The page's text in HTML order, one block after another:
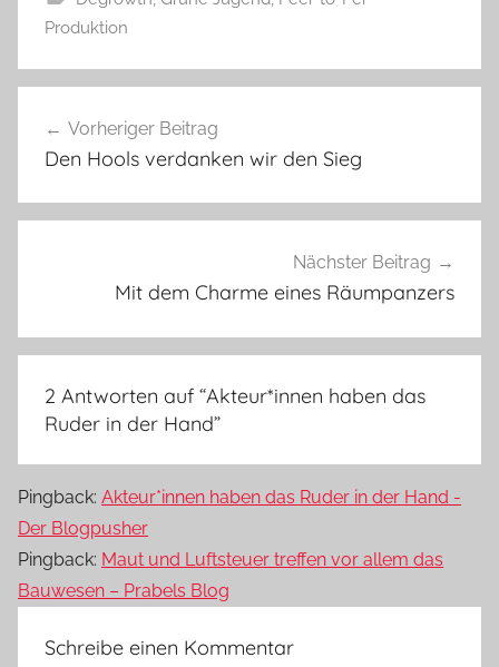
Produktion
Vorheriger Beitrag
Den Hools verdanken wir den Sieg
Nächster Beitrag
Mit dem Charme eines Räumpanzers
2 Antworten auf “Akteur*innen haben das
Ruder in der Hand”
Pingback: Akteur*innen haben das Ruder in der Hand -
Der Blogpusher
Pingback: Maut und Luftsteuer treffen vor allem das
Bauwesen – Prabels Blog
Schreibe einen Kommentar